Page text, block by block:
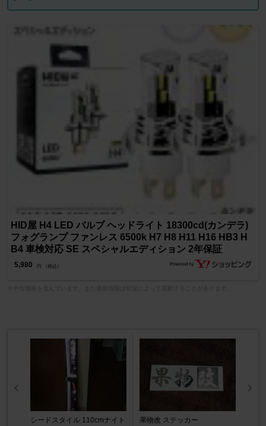
HID屋 H4 LED バルブ ヘッドライト 18300cd(カンデラ)
フォグランプ ファンレス 6500k H7 H8 H11 H16 HB3 H
B4 車検対応 SE スペシャルエディション 2年保証
5,980 円 （税込）
シードスタイル 110cmナイト
果物改 ステッカー